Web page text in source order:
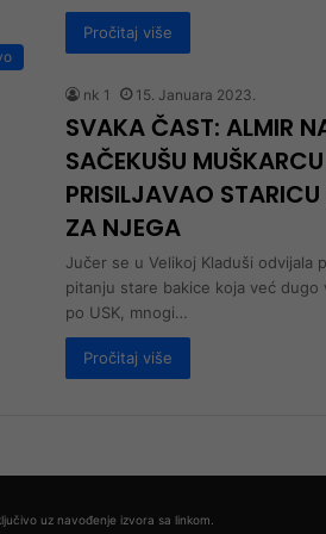
Pročitaj više
nk 1 15. Januara 2023.
SVAKA ČAST: ALMIR
SAČEKUŠU
PRISILJAVAO STARICU
ZA NJEGA
Jučer se u Velikoj Kladuši odvijala
pitanju stare bakice koja već dugo
po USK, mnogi…
Pročitaj više
uz navođenje izvora sa linkom.